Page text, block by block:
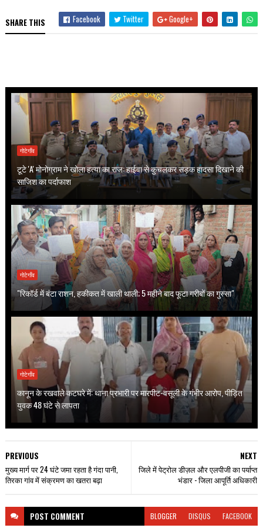
SHARE THIS Facebook Twitter Google+
गोटेगाँव
टूटे 'A' मोनोग्राम ने खोला हत्या का राज: हाईवा से कुचलकर सड़क हादसा दिखाने की
साजिश का पर्दाफाश
गोटेगाँव
"रिकॉर्ड में बंटा राशन, हकीकत में खाली थाली; 5 महीने बाद फूटा गरीबों का गुस्सा"
गोटेगाँव
कानून के रखवाले कटघरे में: थाना प्रभारी पर मारपीट-वसूली के गंभीर आरोप, पीड़ित
युवक 48 घंटे से लापता
NEXT
जिले में पेट्रोल डीज़ल और एलपीजी का पर्याप्त
भंडार - जिला आपूर्ति अधिकारी
PREVIOUS
मुख्य मार्ग पर 24 घंटे जमा रहता है गंदा पानी,
तिरका गांव में संक्रमण का खतरा बढ़ा
POST COMMENT BLOGGER DISQUS FACEBOOK